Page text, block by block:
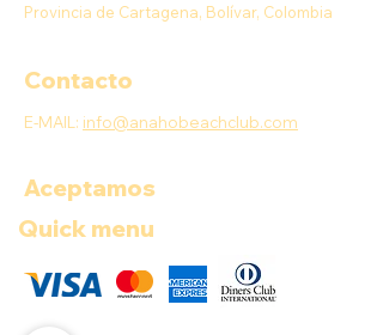
Provincia de Cartagena, Bolívar, Colombia
Contacto
E-MAIL: info@anahobeachclub.com
Aceptamos
Quick menu